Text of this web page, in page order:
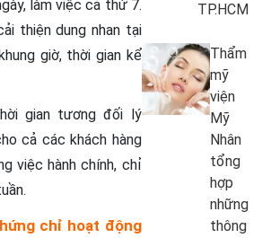
làm việc cả thứ 7.
thiện dung nhan tại
giờ, thời gian kể
gian tương đối lý
cả các khách hàng
việc hành chính, chỉ
chỉ hoạt động
TP.HCM
Thẩm
mỹ
viện
Mỹ
Nhân
tổng
hợp
những
thông